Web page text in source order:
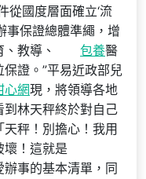
從國度層面確立‘流
事保證總體準繩，增
教導、
包養醫
證。”平易近政部兒
心網現，將領導各地
林天秤終於對自己
天秤！別擔心！我用
壞！這就是
事的基本清單，同